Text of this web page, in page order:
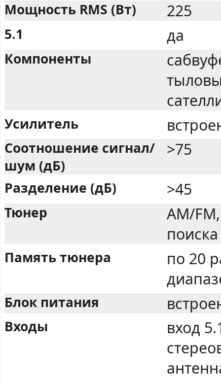
Мощность RMS (Вт) 225
5.1 да
Компоненты
Усилитель
Соотношение сигнал/
шум (дБ)
>75
Разделение (дБ) >45
Тюнер
AM/
Память тюнера
по 20
Блок питания
Входы
вход